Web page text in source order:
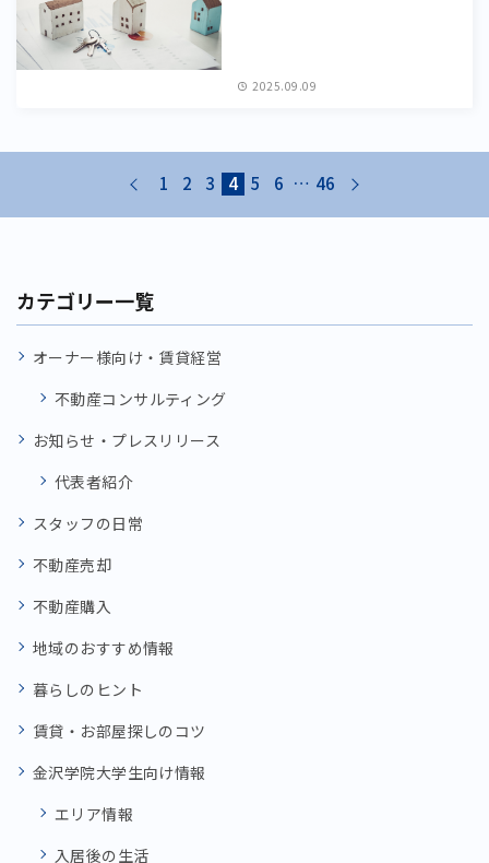
2025.09.09
prev
1 2 3 4 5 6 … 46
カテゴリー一覧
オーナー様向け・賃貸経営
不動産コンサルティング
お知らせ・プレスリリース
代表者紹介
スタッフの日常
不動産売却
不動産購入
地域のおすすめ情報
暮らしのヒント
賃貸・お部屋探しのコツ
金沢学院大学生向け情報
エリア情報
入居後の生活